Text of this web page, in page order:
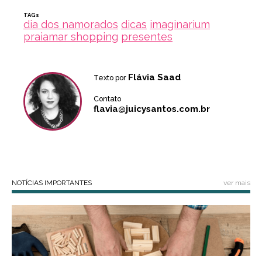
TAGs
dia dos namorados dicas imaginarium
praiamar shopping presentes
Texto por Flávia Saad
Contato
flavia@juicysantos.com.br
NOTÍCIAS IMPORTANTES ver mais